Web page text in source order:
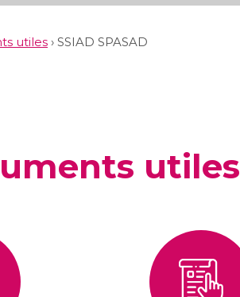
utiles › SSIAD SPASAD
utiles